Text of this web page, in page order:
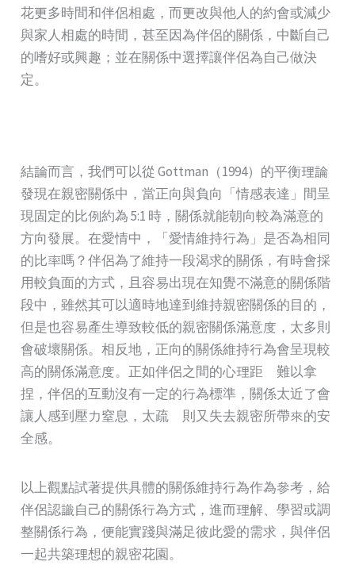
花更多時間和伴侶相處，而更改與他人的約會或減少
與家人相處的時間，甚至因為伴侶的關係，中斷自己
的嗜好或興趣；並在關係中選擇讓伴侶為自己做決
定。
結論而言，我們可以從 Gottman（1994）的平衡理論
發現在親密關係中，當正向與負向「情感表達」間呈
現固定的比例約為 5:1 時，關係就能朝向較為滿意的
方向發展。在愛情中，「愛情維持行為」是否為相同
的比率嗎？伴侶為了維持一段渴求的關係，有時會採
用較負面的方式，且容易出現在知覺不滿意的關係階
段中，雖然其可以適時地達到維持親密關係的目的，
但是也容易產生導致較低的親密關係滿意度，太多則
會破壞關係。相反地，正向的關係維持行為會呈現較
高的關係滿意度。正如伴侶之間的心理距離難以拿
捏，伴侶的互動沒有一定的行為標準，關係太近了會
讓人感到壓力窒息，太疏離則又失去親密所帶來的安
全感。
以上觀點試著提供具體的關係維持行為作為參考，給
伴侶認識自己的關係行為方式，進而理解、學習或調
整關係行為，便能實踐與滿足彼此愛的需求，與伴侶
一起共築理想的親密花園。